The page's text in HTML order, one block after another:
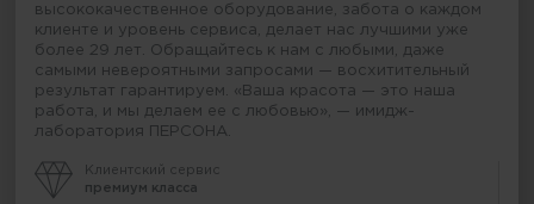
высококачественное оборудование, забота о каждом
клиенте и уровень сервиса, делает нас лучшими уже
более 29 лет. Обращайтесь к нам с любыми, даже
самыми невероятными запросами — восхитительный
результат гарантируем. «Ваша красота — это наша
работа, и мы делаем ее с любовью», — имидж-
лаборатория ПЕРСОНА.
Клиентский сервис
премиум класса